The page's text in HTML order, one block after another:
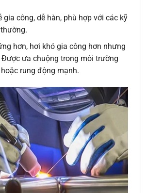
gia công, dễ hàn, phù hợp với các kỹ
hơn, hơi khó gia công hơn nhưng
ưa chuộng trong môi trường
rung động mạnh.